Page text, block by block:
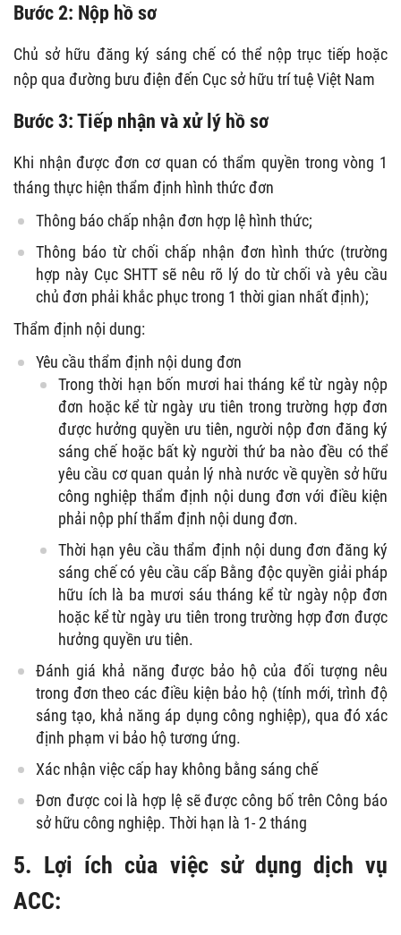
Bước 2: Nộp hồ sơ
Chủ sở hữu đăng ký sáng chế có thể nộp trục tiếp hoặc
nộp qua đường bưu điện đến Cục sở hữu trí tuệ Việt Nam
Bước 3: Tiếp nhận và xử lý hồ sơ
Khi nhận được đơn cơ quan có thẩm quyền trong vòng 1
tháng thực hiện thẩm định hình thức đơn
Thông báo chấp nhận đơn hợp lệ hình thức;
Thông báo từ chối chấp nhận đơn hình thức (trường
hợp này Cục SHTT sẽ nêu rõ lý do từ chối và yêu cầu
chủ đơn phải khắc phục trong 1 thời gian nhất định);
Thẩm định nội dung:
Yêu cầu thẩm định nội dung đơn
Trong thời hạn bốn mươi hai tháng kể từ ngày nộp
đơn hoặc kể từ ngày ưu tiên trong trường hợp đơn
được hưởng quyền ưu tiên, người nộp đơn đăng ký
sáng chế hoặc bất kỳ người thứ ba nào đều có thể
yêu cầu cơ quan quản lý nhà nước về quyền sở hữu
công nghiệp thẩm định nội dung đơn với điều kiện
phải nộp phí thẩm định nội dung đơn.
Thời hạn yêu cầu thẩm định nội dung đơn đăng ký
sáng chế có yêu cầu cấp Bằng độc quyền giải pháp
hữu ích là ba mươi sáu tháng kể từ ngày nộp đơn
hoặc kể từ ngày ưu tiên trong trường hợp đơn được
hưởng quyền ưu tiên.
Đánh giá khả năng được bảo hộ của đối tượng nêu
trong đơn theo các điều kiện bảo hộ (tính mới, trình độ
sáng tạo, khả năng áp dụng công nghiệp), qua đó xác
định phạm vi bảo hộ tương ứng.
Xác nhận việc cấp hay không bằng sáng chế
Đơn được coi là hợp lệ sẽ được công bố trên Công báo
sở hữu công nghiệp. Thời hạn là 1- 2 tháng
5. Lợi ích của việc sử dụng dịch vụ
ACC: